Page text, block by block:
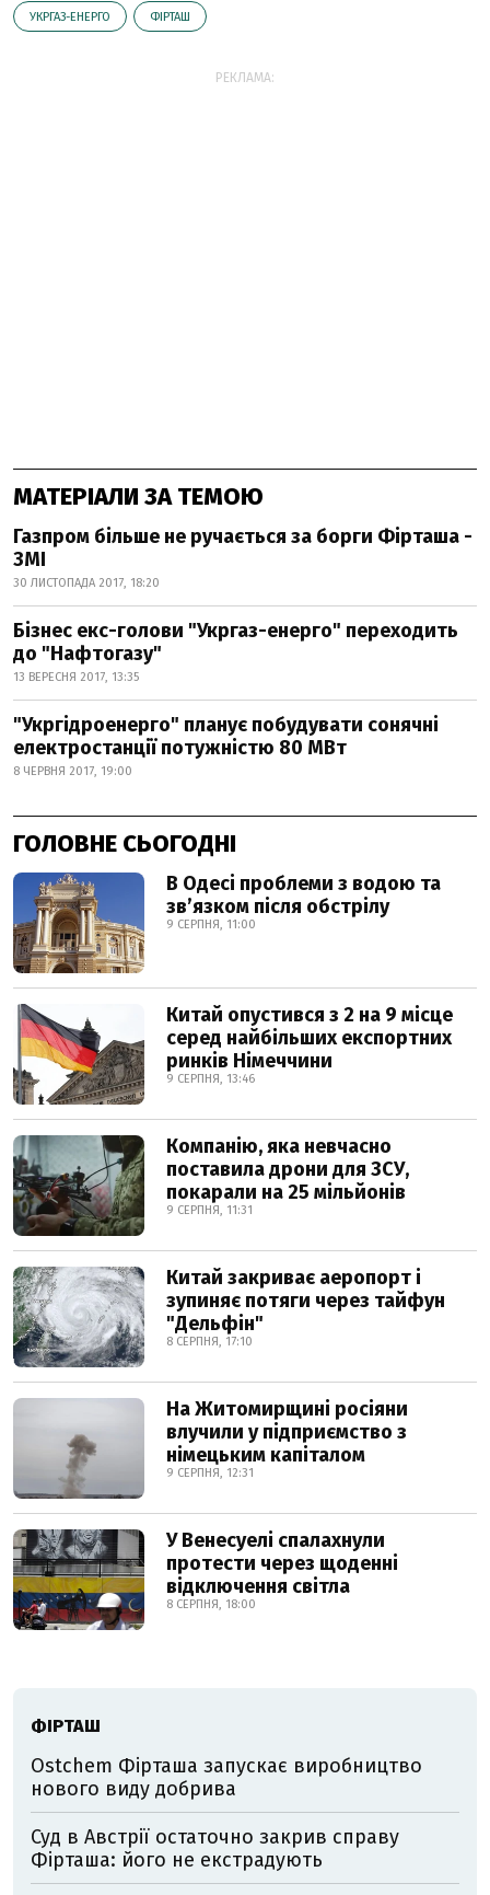
УКРГАЗ-ЕНЕРГО ФІРТАШ
РЕКЛАМА:
МАТЕРІАЛИ ЗА ТЕМОЮ
Газпром більше не ручається за борги Фірташа -
ЗМІ
30 ЛИСТОПАДА 2017, 18:20
Бізнес екс-голови "Укргаз-енерго" переходить
до "Нафтогазу"
13 ВЕРЕСНЯ 2017, 13:35
"Укргідроенерго" планує побудувати сонячні
електростанції потужністю 80 МВт
8 ЧЕРВНЯ 2017, 19:00
ГОЛОВНЕ СЬОГОДНІ
В Одесі проблеми з водою та
звʼязком після обстрілу
9 СЕРПНЯ, 11:00
Китай опустився з 2 на 9 місце
серед найбільших експортних
ринків Німеччини
9 СЕРПНЯ, 13:46
Компанію, яка невчасно
поставила дрони для ЗСУ,
покарали на 25 мільйонів
9 СЕРПНЯ, 11:31
Китай закриває аеропорт і
зупиняє потяги через тайфун
"Дельфін"
8 СЕРПНЯ, 17:10
На Житомирщині росіяни
влучили у підприємство з
німецьким капіталом
9 СЕРПНЯ, 12:31
У Венесуелі спалахнули
протести через щоденні
відключення світла
8 СЕРПНЯ, 18:00
ФІРТАШ
Ostchem Фірташа запускає виробництво
нового виду добрива
Суд в Австрії остаточно закрив справу
Фірташа: його не екстрадують